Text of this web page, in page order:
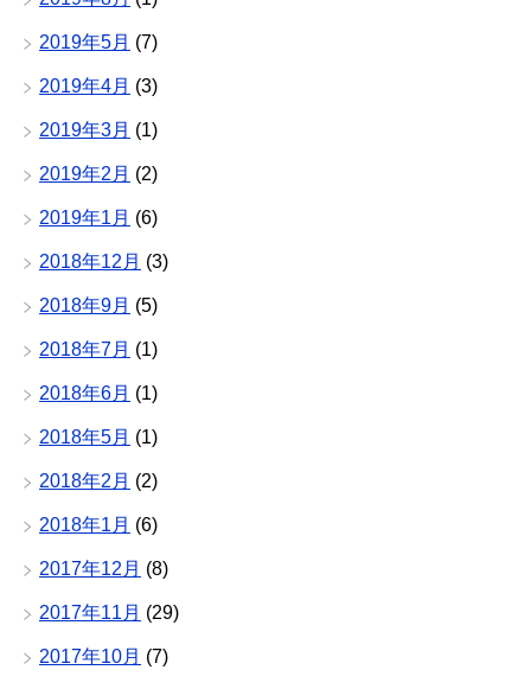
2019年5月 (7)
2019年4月 (3)
2019年3月 (1)
2019年2月 (2)
2019年1月 (6)
2018年12月 (3)
2018年9月 (5)
2018年7月 (1)
2018年6月 (1)
2018年5月 (1)
2018年2月 (2)
2018年1月 (6)
2017年12月 (8)
2017年11月 (29)
2017年10月 (7)